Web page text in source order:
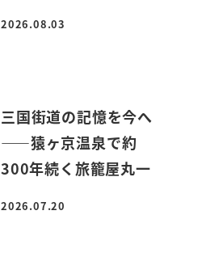
投稿日
2026.08.03
三国街道の記憶を今へ
――猿ヶ京温泉で約
300年続く旅籠屋丸一
投稿日
2026.07.20